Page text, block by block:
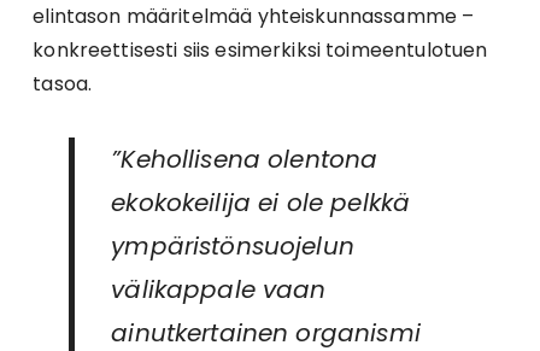
elintason määritelmää yhteiskunnassamme –
konkreettisesti siis esimerkiksi toimeentulotuen
tasoa.
”Kehollisena olentona
ekokokeilija ei ole pelkkä
ympäristönsuojelun
välikappale vaan
ainutkertainen organismi